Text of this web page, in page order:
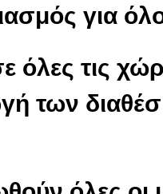
για
όλες τις
των